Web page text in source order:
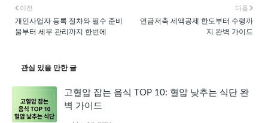
다음
연금저축 세액공제 한도부터 수령까
지 완벽 가이드
이전
개인사업자 등록 절차와 필수 준비
물부터 세무 관리까지 한번에
관심 있을 만한 글
고혈압 잡는 음식 TOP 10: 혈압 낮추는 식단 완
벽 가이드